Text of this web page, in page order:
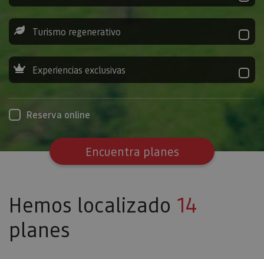
Turismo regenerativo
Experiencias exclusivas
Reserva online
Encuentra planes
Hemos localizado 14
planes